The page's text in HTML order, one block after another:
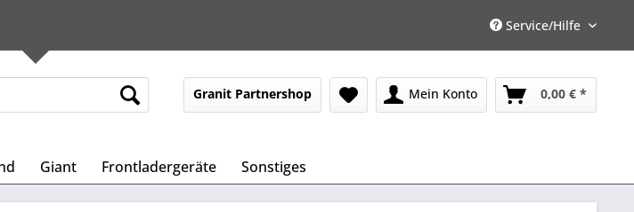
Service/Hilfe
Granit Partnershop Mein Konto 0,00 € *
Giant Frontladergeräte Sonstiges